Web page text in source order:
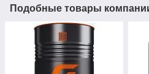
Подобные товары